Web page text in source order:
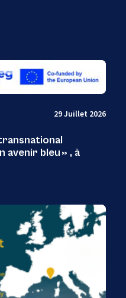
29 Juillet 2026
avenir bleu » , à